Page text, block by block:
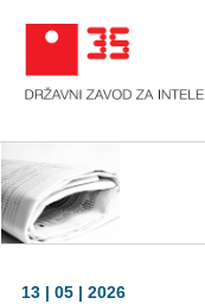
13 | 05 | 2026